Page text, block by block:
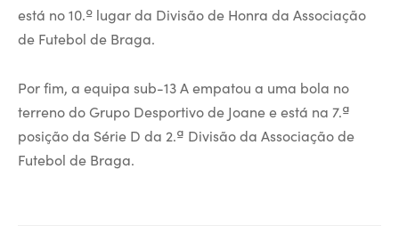
está no 10.º lugar da Divisão de Honra da Associação
de Futebol de Braga.
Por fim, a equipa sub-13 A empatou a uma bola no
terreno do Grupo Desportivo de Joane e está na 7.ª
posição da Série D da 2.ª Divisão da Associação de
Futebol de Braga.